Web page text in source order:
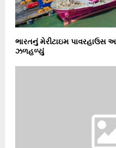
ભારતનું મેરીટાઇમ પાવરહાઉસ
ઝળહળ્યું